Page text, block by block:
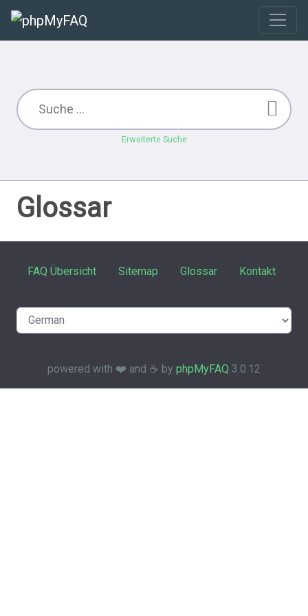
Erweiterte Suche
Glossar
FAQ Übersicht Sitemap Glossar Kontakt
powered with ❤️ and ☕️ by phpMyFAQ 3.0.12